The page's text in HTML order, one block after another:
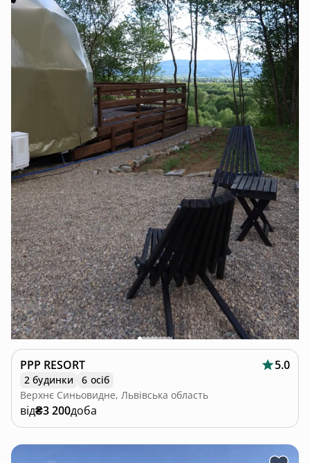
PPP RESORT 5.0
2 будинки
6 осіб
Верхнє Синьовидне, Львівська область
від₴3 200доба